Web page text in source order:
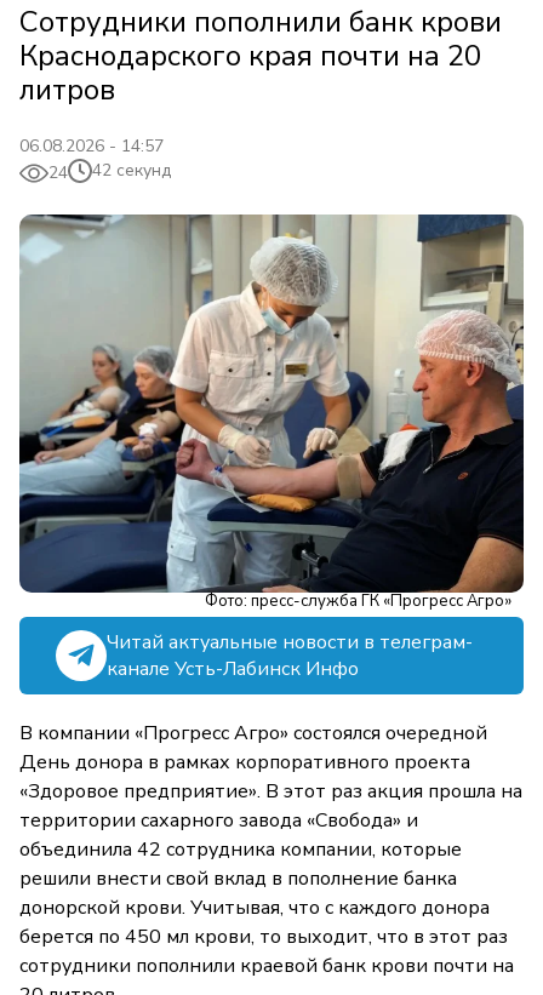
Сотрудники пополнили банк крови
Краснодарского края почти на 20
литров
06.08.2026 - 14:57
24
42 секунд
Фото: пресс-служба ГК «Прогресс Агро»
Читай актуальные новости в телеграм-
канале Усть-Лабинск Инфо
В компании «Прогресс Агро» состоялся очередной
День донора в рамках корпоративного проекта
«Здоровое предприятие». В этот раз акция прошла на
территории сахарного завода «Свобода» и
объединила 42 сотрудника компании, которые
решили внести свой вклад в пополнение банка
донорской крови. Учитывая, что с каждого донора
берется по 450 мл крови, то выходит, что в этот раз
сотрудники пополнили краевой банк крови почти на